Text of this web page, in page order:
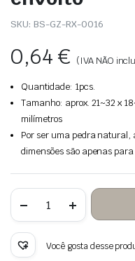
SKU: BS-GZ-RX-0016
0,64€ (IVA NÃO
Quantidade: 1pcs.
Tamanho: aprox. 21~32 x
milímetros
Por ser uma pedra natural,
dimensões são apenas
Quantidade
Pedra
turquesa
pendurada
Você gosta desse